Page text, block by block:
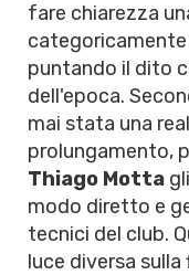
fare chiarezza
puntando il dito
dell'epoca.
mai stata una
prolungamento,
Thiago Motta
modo diretto e
tecnici del club.
luce diversa